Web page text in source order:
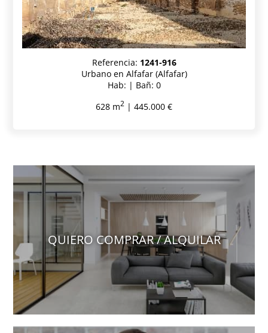
Referencia: 1241-916
Urbano en Alfafar (Alfafar)
Hab: | Bañ: 0
628 m2 | 445.000 €
QUIERO COMPRAR / ALQUILAR